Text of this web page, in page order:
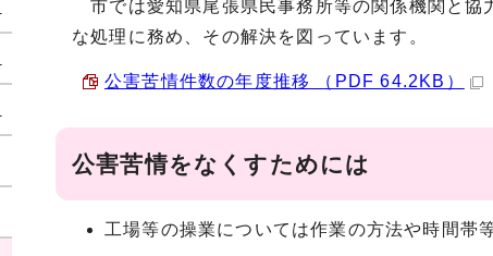
市では愛知県尾張県民事務所等の関係機関と協
な処理に務め、その解決を図っています。
公害苦情件数の年度推移 （PDF 64.2KB）
公害苦情をなくすためには
工場等の操業については作業の方法や時間帯